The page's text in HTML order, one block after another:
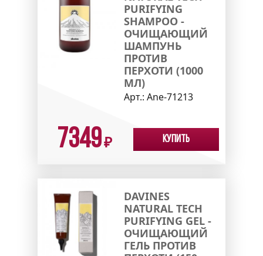
PURIFYING
SHAMPOO -
ОЧИЩАЮЩИЙ
ШАМПУНЬ
ПРОТИВ
ПЕРХОТИ (1000
МЛ)
Арт.: Ane-71213
7349₽ Купить
DAVINES
NATURAL TECH
PURIFYING GEL -
ОЧИЩАЮЩИЙ
ГЕЛЬ ПРОТИВ